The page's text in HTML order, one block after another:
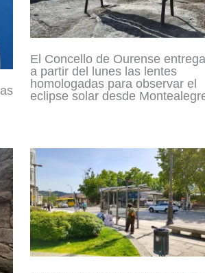
El Concello de Ourense
a partir del lunes las lentes
homologadas para observar el
eclipse solar desde